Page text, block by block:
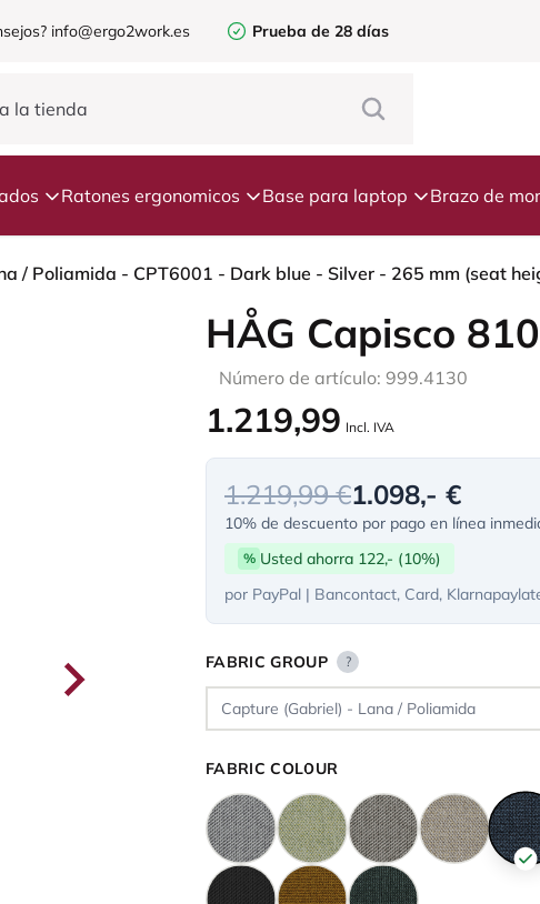
info@ergo2work.es Prueba de 28 días
Ratones ergonomicos Base para laptop Brazo de
/ Poliamida - CPT6001 - Dark blue - Silver - 265 mm (seat
HÅG Capisco
Número de artículo: 999.4130
1.219,99 Incl. IVA
1.219,99 €1.098,- €
10% de descuento por pago en línea
% Usted ahorra 122,- (10%)
por PayPal | Bancontact, Card,
FABRIC GROUP ?
FABRIC COLOUR